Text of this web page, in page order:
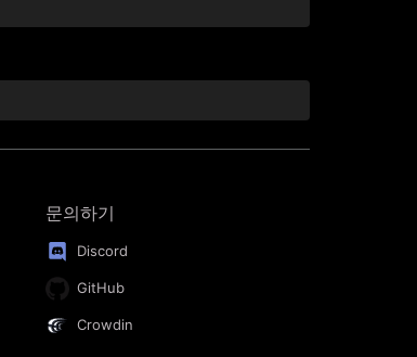
문의하기
Discord
GitHub
Crowdin